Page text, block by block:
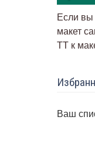
Если вы
макет
ТТ к
Ваш